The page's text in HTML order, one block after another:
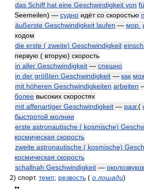
das Schiff hat eine Geschwindigkeit von
Seemeilen) — судно идёт со скоростью
äußerste Geschwindigkeit laufen — мор.
ходом
die erste ( zweite) Geschwindigkeit
первую ( вторую) скорость
in aller Geschwindigkeit — спешно
in der größten Geschwindigkeit — как
mit höheren Geschwindigkeiten arbeiten
более высоких скоростях
mit affenartiger Geschwindigkeit — разг.(
быстротой молнии
erste astronautische ( kosmische)
космическая скорость
zweite astronautische ( kosmische)
космическая скорость
schallnah Geschwindigkeit —
2) спорт. темп; резвость ( о лошади)
••